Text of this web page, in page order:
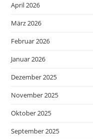
April 2026
März 2026
Februar 2026
Januar 2026
Dezember 2025
November 2025
Oktober 2025
September 2025